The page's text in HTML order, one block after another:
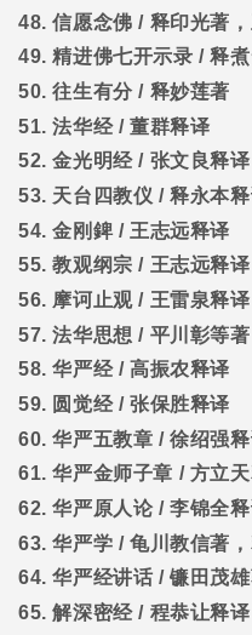
48.信愿念佛 / 释印光著
49.精进佛七开示录 /释
50.往生有分 / 释妙莲著
51.法华经/董群释译
52.金光明经/ 张文良释译
53. 天台四教仪 /释永本
54.金刚錍 / 王志远释译
55.教观纲宗 / 王志远释译
56. 摩诃止观/ 王雷泉释译
57.法华思想 / 平川彰等著
58.华严经/高振农释译
59. 圆觉经/张保胜释译
60.华严五教章 /徐绍强
61.华严金师子章 / 方立
62.华严原人论/李锦全
63.华严学 /龟川教信著
64.华严经讲话 /镰田茂
65.解深密经/ 程恭让释译